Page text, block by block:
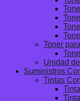
Toner
Unidad
Suministros
Tintas